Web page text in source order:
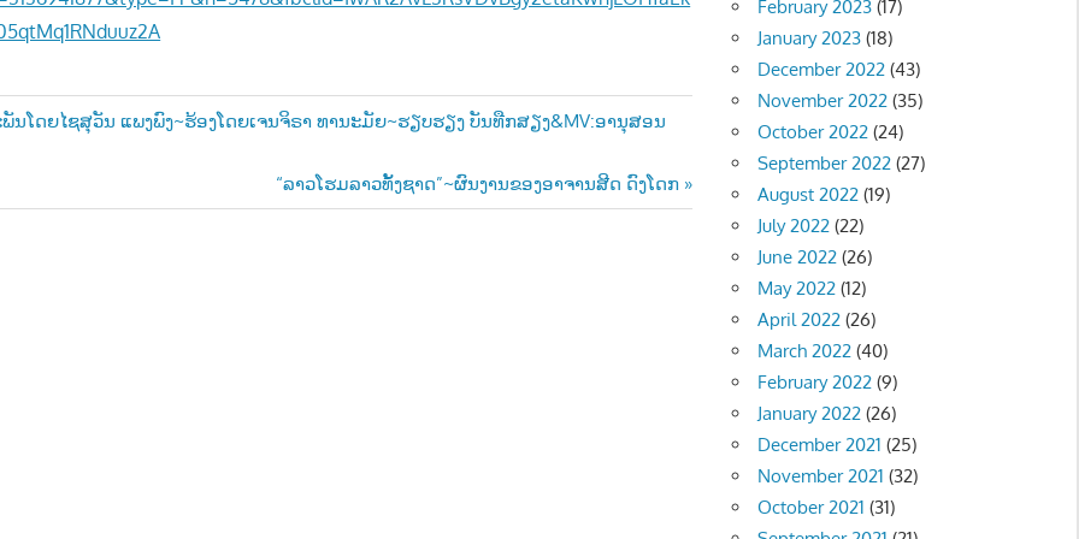
ພັນໂດຍໄຊສຸວັນ ແພງພົງ~ຮ້ອງໂດຍເຈນຈິຣາ ທານະມັຍ~ຮຽບຮຽງ ບັນທືກສຽງ&MV:ອານຸສອນ
Next
Post:
“ລາວໂຮມລາວທັ້ງຊາດ”~ຜົນງານຂອງອາຈານສີດ ດົງໂດກ
February 2023 (17)
January 2023 (18)
December 2022 (43)
November 2022 (35)
October 2022 (24)
September 2022 (27)
August 2022 (19)
July 2022 (22)
June 2022 (26)
May 2022 (12)
April 2022 (26)
March 2022 (40)
February 2022 (9)
January 2022 (26)
December 2021 (25)
November 2021 (32)
October 2021 (31)